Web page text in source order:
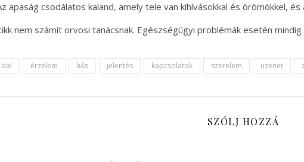
apaság csodálatos kaland, amely tele van kihívásokkal és örömökkel,
nem számít orvosi tanácsnak. Egészségügyi problémák esetén
dal érzelem hős jelentés kapcsolatok szerelem üzenet
SZÓLJ HOZZÁ